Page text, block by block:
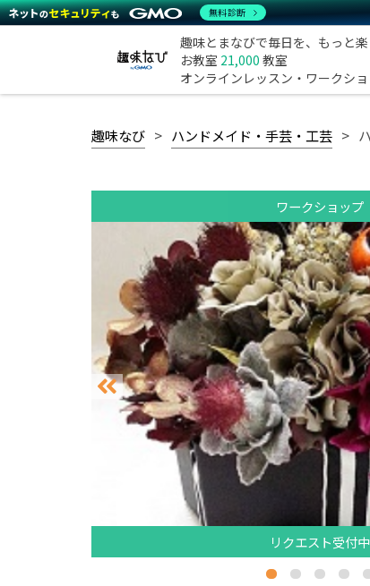
趣味とまなびで毎日を、もっと楽
お教室 21,000 教室
オンラインレッスン・ワークシ
趣味なび ハンドメイド・手芸・工芸
ワークショップ
リクエスト受付中
無料診断